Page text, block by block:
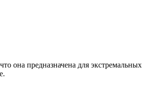
она предназначена для экстремальных